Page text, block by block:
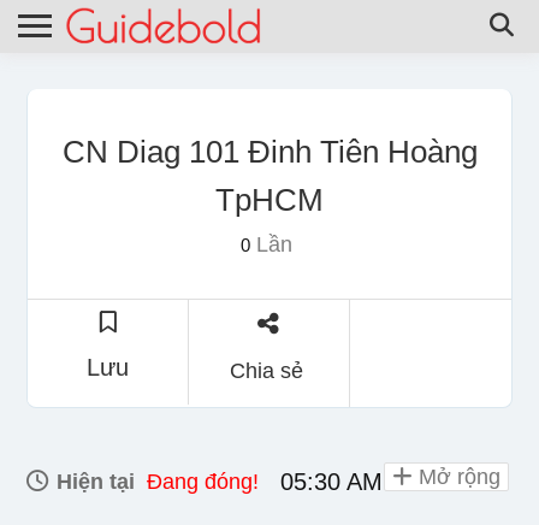
CN Diag 101 Đinh Tiên Hoàng
TpHCM
0Lần
Lưu Chia sẻ
Hiện tại Đang đóng! 05:30 AM - 07:00 PM
Mở rộng